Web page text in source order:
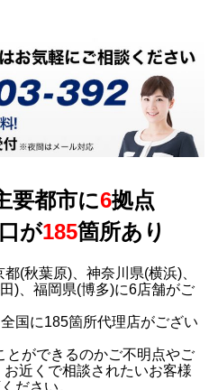
要都市に6拠点
が185箇所あり
(秋葉原)、神奈川県(横浜)、
)、福岡県(博多)に6店舗がご
国に185箇所代理店がござい
とができるのかご不明点やご
近くで相談されたいお客様